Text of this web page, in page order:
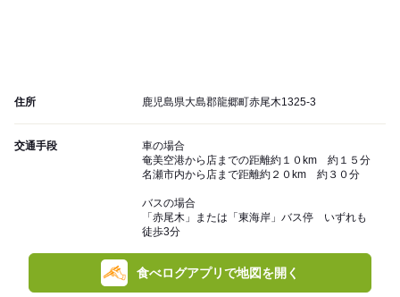
住所 鹿児島県大島郡龍郷町赤尾木1325-3
交通手段
車の場合
奄美空港から店までの距離約１０km 約１５分
名瀬市内から店まで距離約２０km 約３０分
バスの場合
「赤尾木」または「東海岸」バス停 いずれも
徒歩3分
食べログアプリで地図を開く